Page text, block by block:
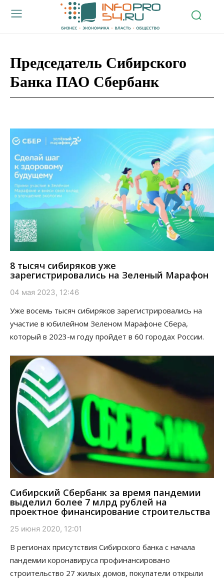
Председатель Сибирского
Банка ПАО Сбербанк
8 тысяч сибиряков уже
зарегистрировались на Зеленый Марафон
04 мая 2023, 12:46
Уже восемь тысяч сибиряков зарегистрировались на
участие в юбилейном Зеленом Марафоне Сбера,
который в 2023-м году пройдет в 60 городах России.
Сибирский Сбербанк за время пандемии
выделил более 7 млрд рублей на
проектное финансирование строительства
25 июня 2020, 12:01
В регионах присутствия Сибирского банка с начала
пандемии коронавируса профинансировано
строительство 27 жилых домов, покупатели открыли